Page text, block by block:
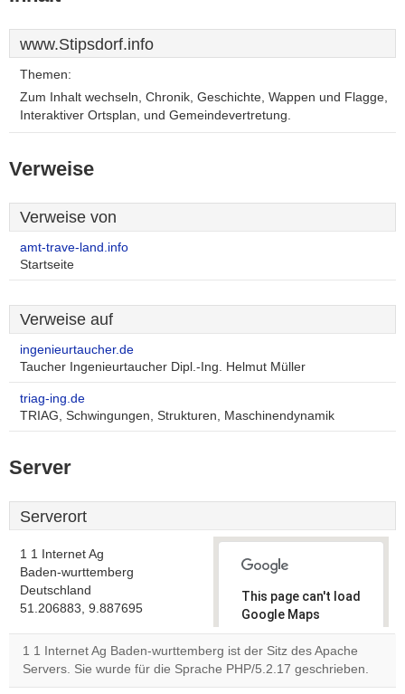
www.Stipsdorf.info
Themen:
Zum Inhalt wechseln, Chronik, Geschichte, Wappen und Flagge,
Interaktiver Ortsplan, und Gemeindevertretung.
Verweise
Verweise von
amt-trave-land.info
Startseite
Verweise auf
ingenieurtaucher.de
Taucher Ingenieurtaucher Dipl.-Ing. Helmut Müller
triag-ing.de
TRIAG, Schwingungen, Strukturen, Maschinendynamik
Server
Serverort
1 1 Internet Ag
Baden-wurttemberg
Deutschland
51.206883, 9.887695
This page can't load
Google Maps
correctly.
Do you
own this
OK
1 1 Internet Ag Baden-wurttemberg ist der Sitz des Apache
Servers. Sie wurde für die Sprache PHP/5.2.17 geschrieben.